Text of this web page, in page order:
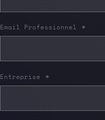
*
Email Professionnel
*
Entreprise